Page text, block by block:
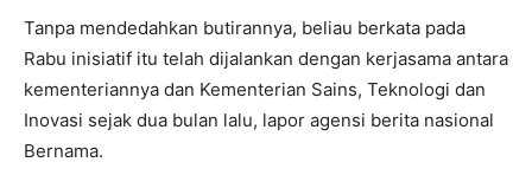
Tanpa mendedahkan butirannya, beliau berkata pada
Rabu inisiatif itu telah dijalankan dengan kerjasama antara
kementeriannya dan Kementerian Sains, Teknologi dan
Inovasi sejak dua bulan lalu, lapor agensi berita nasional
Bernama.